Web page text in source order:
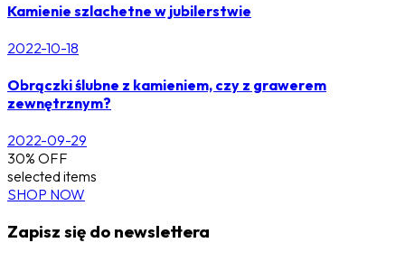
Kamienie szlachetne w jubilerstwie
2022-10-18
Obrączki ślubne z kamieniem, czy z grawerem
zewnętrznym?
2022-09-29
30% OFF
selected items
SHOP NOW
Zapisz się do newslettera